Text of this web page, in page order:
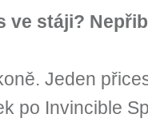
ve stáji?
Jeden
po Invincible